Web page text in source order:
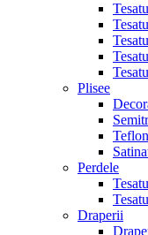
Plisee
Teflon
Perdele
Draperii